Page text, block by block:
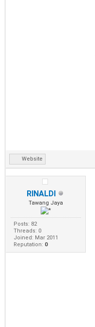
Website
RINALDI
Tawang Jaya
Posts: 82
Threads: 0
Joined: Mar 2011
Reputation: 0